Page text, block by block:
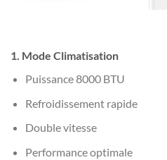
1. Mode Climatisation
Puissance 8000 BTU
Refroidissement rapide
Double vitesse
Performance optimale